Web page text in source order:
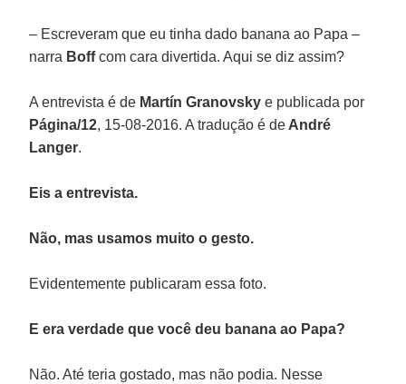
– Escreveram que eu tinha dado banana ao Papa –
narra Boffcom cara divertida. Aqui se diz assim?
A entrevista é de Martín Granovsky e publicada por
Página/12, 15-08-2016. A tradução é de André
Langer.
Eis a entrevista.
Não, mas usamos muito o gesto.
Evidentemente publicaram essa foto.
E era verdade que você deu banana ao Papa?
Não. Até teria gostado, mas não podia. Nesse